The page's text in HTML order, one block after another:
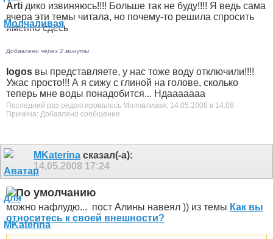
Arti дико извиняюсь!!!! Больше так не буду!!!! Я ведь сама
вчера эти темы читала, но почему-то решила спросить
именно сдесь
Добавлено через 2 минуты
logos вы представляете, у нас тоже воду отключили!!!!
Ужас просто!!! А я сижу с глиной на голове, сколько
теперь мне воды понадобится... Ндааааааа
Последний раз редактировалось Молчаливая; 14.05.2008 в 14:08.
Причина: Добавлено сообщение
MKaterina сказал(-а):
14.05.2008 17:24
можно нафлудю... пост Алины навеял )) из темы Как вы
относитесь к своей внешности?